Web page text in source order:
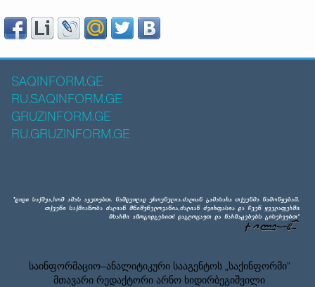
SAQINFORM.GE
RU.SAQINFORM.GE
GRUZINFORM.GE
RU.GRUZINFORM.GE
საინფორმაციო–ანალიტიკური სააგენტოს „საქინფორმი”
მთავარი რედაქტორი არნო ხიდირბეგიშვილი